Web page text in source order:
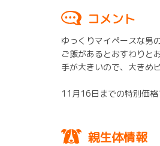
コメント
ゆっくりマイペースな男
ご飯があるとおすわりと
手が大きいので、大きめ
11月16日までの特別価格
親生体情報